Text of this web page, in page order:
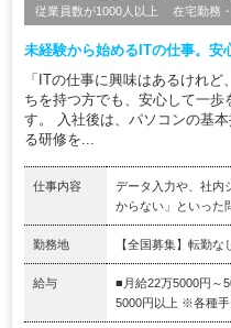
従業員数が1000人以上
在宅勤務
未経験から始めるITの仕事。安
「ITの仕事に興味はあるけれ
ちを持つ方でも、安心して一歩
す。 入社後は、パソコンの基
る研修を...
仕事内容
データ入力や、社内
からない」といった
勤務地 【全国募集】転勤
給与
■月給22万5000円～
5000円以上 ※各種手